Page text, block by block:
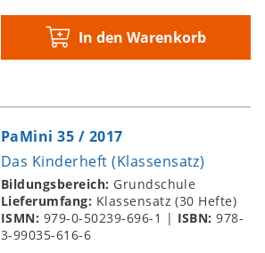
In den Warenkorb
PaMini 35 / 2017
Das Kinderheft (Klassensatz)
Bildungsbereich: Grundschule
Lieferumfang: Klassensatz (30 Hefte)
ISMN: 979-0-50239-696-1 | ISBN:978-
3-99035-616-6